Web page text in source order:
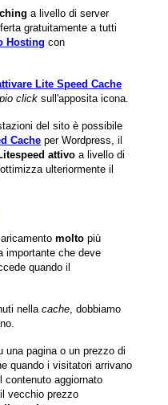
a livello di server
gratuitamente a tutti
Hosting con
Lite Speed Cache
click sull'apposita icona.
del sito è possibile
Cache per Wordpress, il
attivo a livello di
ulteriormente il
molto più
importante che deve
quando il
nellacache, dobbiamo
pagina o un prezzo di
quando i visitatori arrivano
contenuto aggiornato
vecchio prezzo